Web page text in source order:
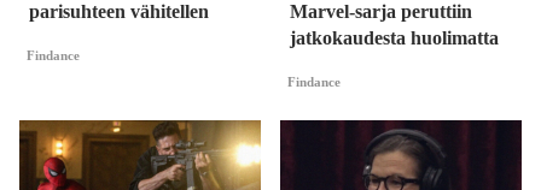
parisuhteen vähitellen
Findance
Marvel-sarja peruttiin
jatkokaudesta huolimatta
Findance